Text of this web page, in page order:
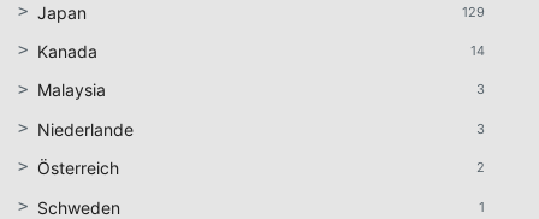
129
Japan
14
Kanada
3
Malaysia
3
Niederlande
2
Österreich
1
Schweden